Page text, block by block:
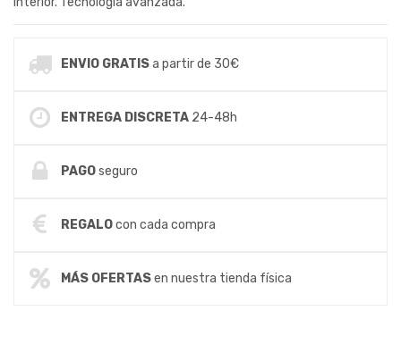
ENVIO GRATISa partir de 30€
ENTREGA DISCRETA 24-48h
PAGOseguro
REGALOcon cada compra
MÁS OFERTASen nuestra tienda física